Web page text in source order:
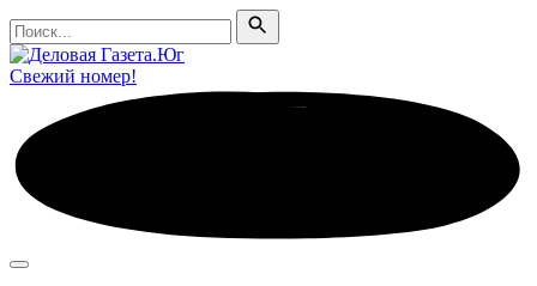
Поиск
Поиск
Свежий номер!